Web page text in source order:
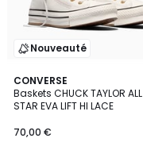
Nouveauté
CONVERSE
Baskets CHUCK TAYLOR ALL
STAR EVA LIFT HI LACE
70,00 €